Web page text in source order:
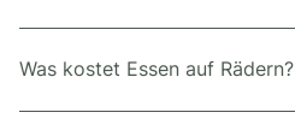
Was kostet Essen auf Rädern?